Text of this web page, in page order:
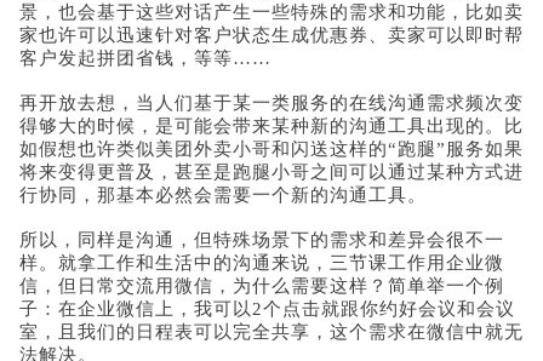
景，也会基于这些对话产生一些特殊的需求和功能，比如卖
家也许可以迅速针对客户状态生成优惠券、卖家可以即时帮
客户发起拼团省钱，等等……
再开放去想，当人们基于某一类服务的在线沟通需求频次变
得够大的时候，是可能会带来某种新的沟通工具出现的。比
如假想也许类似美团外卖小哥和闪送这样的“跑腿”服务如果
将来变得更普及，甚至是跑腿小哥之间可以通过某种方式进
行协同，那基本必然会需要一个新的沟通工具。
所以，同样是沟通，但特殊场景下的需求和差异会很不一
样。就拿工作和生活中的沟通来说，三节课工作用企业微
信，但日常交流用微信，为什么需要这样？简单举一个例
子：在企业微信上，我可以2个点击就跟你约好会议和会议
室，且我们的日程表可以完全共享，这个需求在微信中就无
法解决。